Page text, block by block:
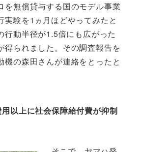
を無償貸与する国のモデル事業
実験を1ヵ月ほどやってみたと
行動半径が1.5倍にも広がった
得られました。その調査報告を
機の森田さんが連絡をとったと
以上に社会保障給付費が抑制